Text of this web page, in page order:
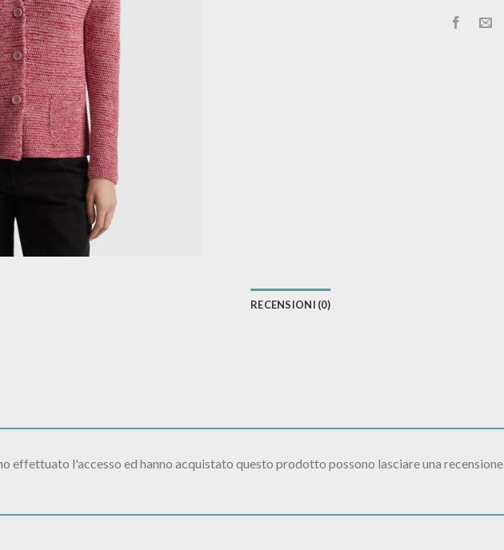
RECENSIONI (0)
effettuato l'accesso ed hanno acquistato questo prodotto possono lasciare una recensione.